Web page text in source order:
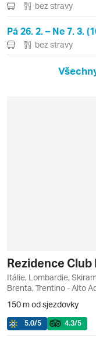
bez stravy
Pá 26. 2. – Ne 7. 3.
bez stravy
Rezidence
Itálie, Lombardie,
Brenta, Trentino - Alto
150 m od sjezdovky
5.0/5 4.3/5